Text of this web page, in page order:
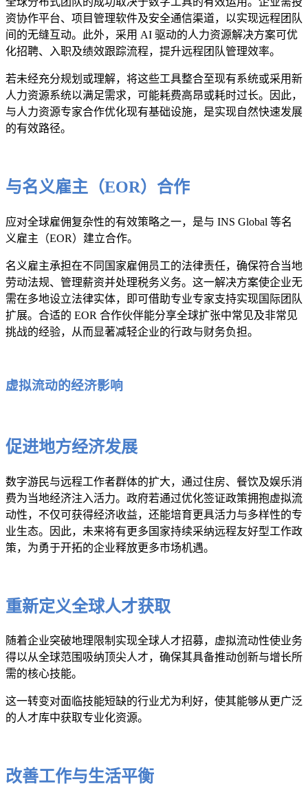
资协作平台、项目管理软件及安全通信渠道，以实现远程团队
间的无缝互动。此外，采用 AI 驱动的人力资源解决方案可优
化招聘、入职及绩效跟踪流程，提升远程团队管理效率。
若未经充分规划或理解，将这些工具整合至现有系统或采用新
人力资源系统以满足需求，可能耗费高昂或耗时过长。因此，
与人力资源专家合作优化现有基础设施，是实现自然快速发展
的有效路径。
与名义雇主（EOR）合作
应对全球雇佣复杂性的有效策略之一，是与 INS Global 等名
义雇主（EOR）建立合作。
名义雇主承担在不同国家雇佣员工的法律责任，确保符合当地
劳动法规、管理薪资并处理税务义务。这一解决方案使企业无
需在多地设立法律实体，即可借助专业专家支持实现国际团队
扩展。合适的 EOR 合作伙伴能分享全球扩张中常见及非常见
挑战的经验，从而显著减轻企业的行政与财务负担。
虚拟流动的经济影响
促进地方经济发展
数字游民与远程工作者群体的扩大，通过住房、餐饮及娱乐消
费为当地经济注入活力。政府若通过优化签证政策拥抱虚拟流
动性，不仅可获得经济收益，还能培育更具活力与多样性的专
业生态。因此，未来将有更多国家持续采纳远程友好型工作政
策，为勇于开拓的企业释放更多市场机遇。
重新定义全球人才获取
随着企业突破地理限制实现全球人才招募，虚拟流动性使业务
得以从全球范围吸纳顶尖人才，确保其具备推动创新与增长所
需的核心技能。
这一转变对面临技能短缺的行业尤为利好，使其能够从更广泛
的人才库中获取专业化资源。
改善工作与生活平衡